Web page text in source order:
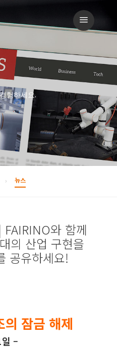
a
험하세요.
뉴스
와 함께
의 산업 구현을
공유하세요!
의 잠금 해제
–